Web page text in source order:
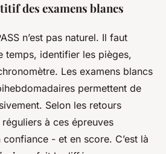
des examens blancs
n’est pas naturel. Il faut
temps, identifier les pièges,
Les examens blancs
permettent de
Selon les retours
à ces épreuves
- et en score. C’est là